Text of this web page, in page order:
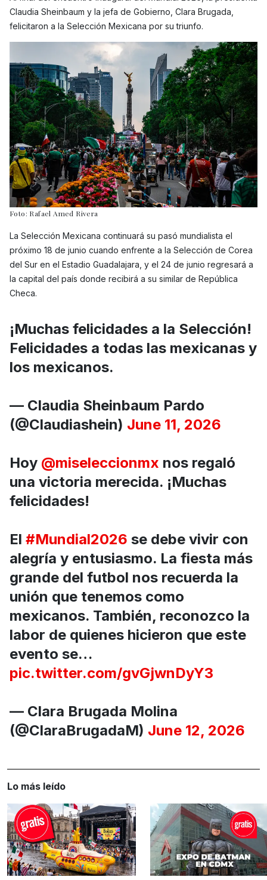
Claudia Sheinbaum y la jefa de Gobierno, Clara Brugada,
felicitaron a la Selección Mexicana por su triunfo.
Foto: Rafael Amed Rivera
La Selección Mexicana continuará su pasó mundialista el
próximo 18 de junio cuando enfrente a la Selección de Corea
del Sur en el Estadio Guadalajara, y el 24 de junio regresará a
la capital del país donde recibirá a su similar de República
Checa.
¡Muchas felicidades a la Selección!
Felicidades a todas las mexicanas y
los mexicanos.
— Claudia Sheinbaum Pardo
(@Claudiashein) June 11, 2026
Hoy @miseleccionmx nos regaló
una victoria merecida. ¡Muchas
felicidades!
El #Mundial2026 se debe vivir con
alegría y entusiasmo. La fiesta más
grande del futbol nos recuerda la
unión que tenemos como
mexicanos. También, reconozco la
labor de quienes hicieron que este
evento se…
pic.twitter.com/gvGjwnDyY3
— Clara Brugada Molina
(@ClaraBrugadaM) June 12, 2026
Lo más leído